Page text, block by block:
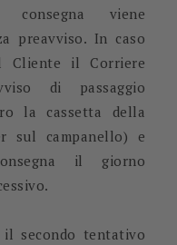
consegna viene
preavviso. In caso
Cliente il Corriere
di passaggio
la cassetta della
sul campanello) e
il giorno
il secondo tentativo